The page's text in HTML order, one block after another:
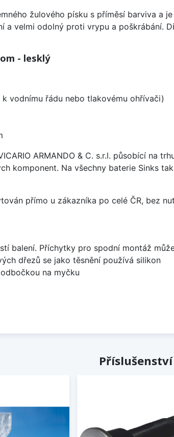
žulového písku s příměsí barviva a
a velmi odolný proti vrypu a poškrábání.
- lesklý
vodnímu řádu nebo tlakovému ohřívači)
ARMANDO & C. s.r.l. působící na
komponent. Na všechny baterie Sinks
přímo u zákazníka po celé ČR, bez
balení. Příchytky pro spodní montáž
dřezů se jako těsnění používá silikon
na myčku
Příslušenství